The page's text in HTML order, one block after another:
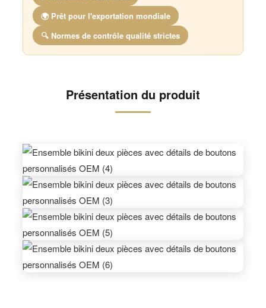
🌍 Prêt pour l'exportation mondiale
🔍 Normes de contrôle qualité strictes
Présentation du produit